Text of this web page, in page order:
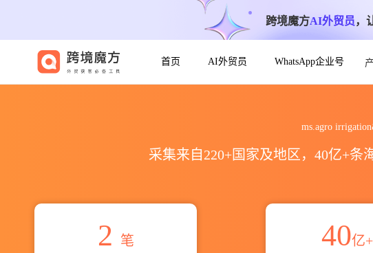
跨境魔方AI外贸员，
首页 AI外贸员 WhatsApp企业号
ms.agro
采集来自220+国家及地区，40亿+
2
笔
40亿+